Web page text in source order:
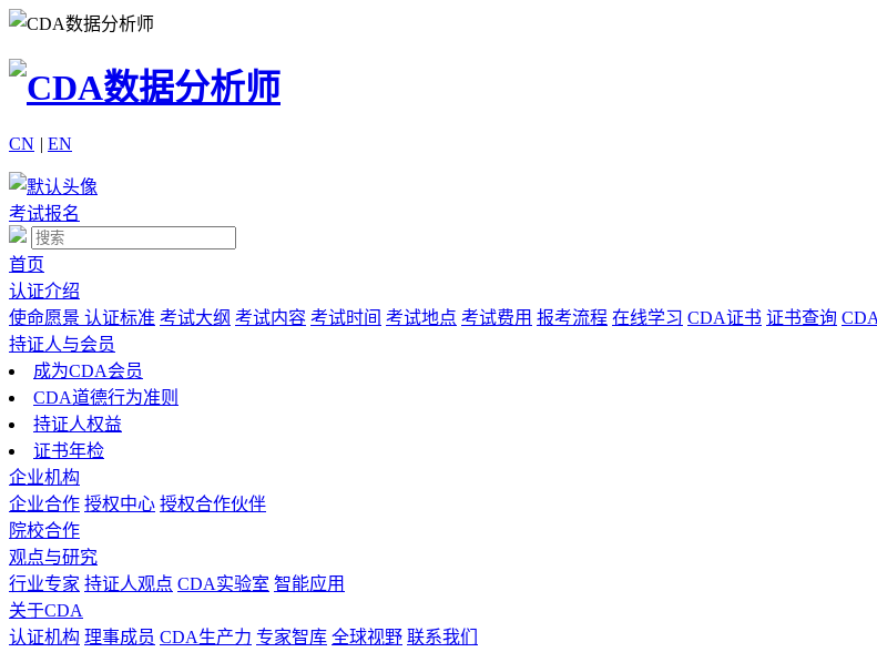
CN | EN
考试报名
首页
认证介绍
使命愿景 认证标准 考试大纲 考试内容 考试时间 考试地点 考试费用 报考流程 在线学习 CDA证书 证书查询
持证人与会员
成为CDA会员
CDA道德行为准则
持证人权益
证书年检
企业机构
企业合作 授权中心 授权合作伙伴
院校合作
观点与研究
行业专家 持证人观点 CDA实验室 智能应用
关于CDA
认证机构 理事成员 CDA生产力 专家智库 全球视野 联系我们